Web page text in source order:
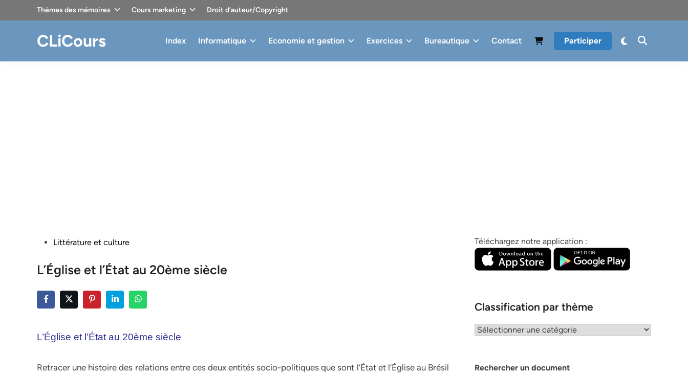
Thèmes des mémoires Cours marketing Droit d’auteur/Copyright
CLiCours Index Informatique Economie et gestion Exercices Bureautique Contact Participer
PostedLittérature et culture
L’Église et l’État au 20ème siècle
L’Église et l’État au 20ème siècle
Retracer une histoire des relations entre ces deux entités socio-politiques que sont l’État et l’Église au Brésil
Téléchargez notre application :
Classification par thème
Classification
Rechercher un document